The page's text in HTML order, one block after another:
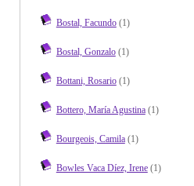
Bostal, Facundo(1)
Bostal, Gonzalo(1)
Bottani, Rosario(1)
Bottero, María Agustina(1)
Bourgeois, Camila(1)
Bowles Vaca Díez, Irene(1)